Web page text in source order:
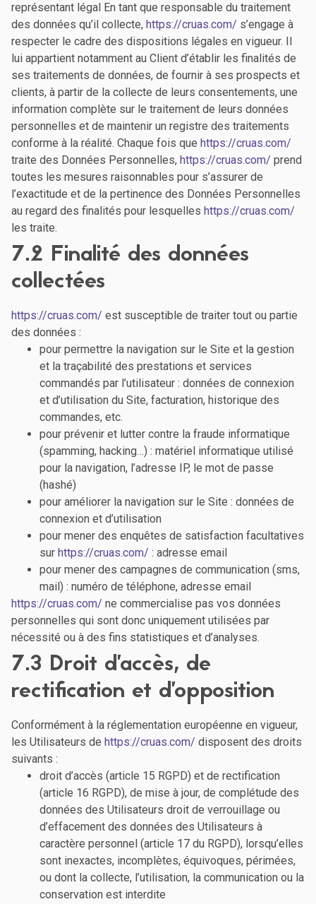
représentant légal En tant que responsable du traitement
des données qu’il collecte, https://cruas.com/ s’engage à
respecter le cadre des dispositions légales en vigueur. Il
lui appartient notamment au Client d’établir les finalités de
ses traitements de données, de fournir à ses prospects et
clients, à partir de la collecte de leurs consentements, une
information complète sur le traitement de leurs données
personnelles et de maintenir un registre des traitements
conforme à la réalité. Chaque fois que https://cruas.com/
traite des Données Personnelles, https://cruas.com/ prend
toutes les mesures raisonnables pour s’assurer de
l’exactitude et de la pertinence des Données Personnelles
au regard des finalités pour lesquelles https://cruas.com/
les traite.
7.2 Finalité des données
collectées
https://cruas.com/ est susceptible de traiter tout ou partie
des données :
pour permettre la navigation sur le Site et la gestion
et la traçabilité des prestations et services
commandés par l’utilisateur : données de connexion
et d’utilisation du Site, facturation, historique des
commandes, etc.
pour prévenir et lutter contre la fraude informatique
(spamming, hacking…) : matériel informatique utilisé
pour la navigation, l’adresse IP, le mot de passe
(hashé)
pour améliorer la navigation sur le Site : données de
connexion et d’utilisation
pour mener des enquêtes de satisfaction facultatives
sur https://cruas.com/ : adresse email
pour mener des campagnes de communication (sms,
mail) : numéro de téléphone, adresse email
https://cruas.com/ ne commercialise pas vos données
personnelles qui sont donc uniquement utilisées par
nécessité ou à des fins statistiques et d’analyses.
7.3 Droit d’accès, de
rectification et d’opposition
Conformément à la réglementation européenne en vigueur,
les Utilisateurs de https://cruas.com/ disposent des droits
suivants :
droit d’accès (article 15 RGPD) et de rectification
(article 16 RGPD), de mise à jour, de complétude des
données des Utilisateurs droit de verrouillage ou
d’effacement des données des Utilisateurs à
caractère personnel (article 17 du RGPD), lorsqu’elles
sont inexactes, incomplètes, équivoques, périmées,
ou dont la collecte, l’utilisation, la communication ou la
conservation est interdite